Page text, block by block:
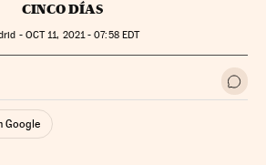
CINCO DÍAS
- OCT11, 2021 - 07:58EDT
en TwitterRedes Sociales Ir a
Google